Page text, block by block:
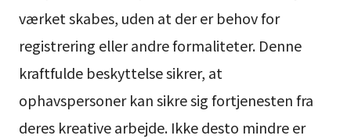
værket skabes, uden at der er behov for
registrering eller andre formaliteter. Denne
kraftfulde beskyttelse sikrer, at
ophavspersoner kan sikre sig fortjenesten fra
deres kreative arbejde. Ikke desto mindre er